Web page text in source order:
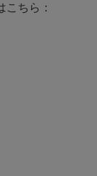
ちら：